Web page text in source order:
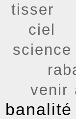
tisser
ciel
science
venir
banalité